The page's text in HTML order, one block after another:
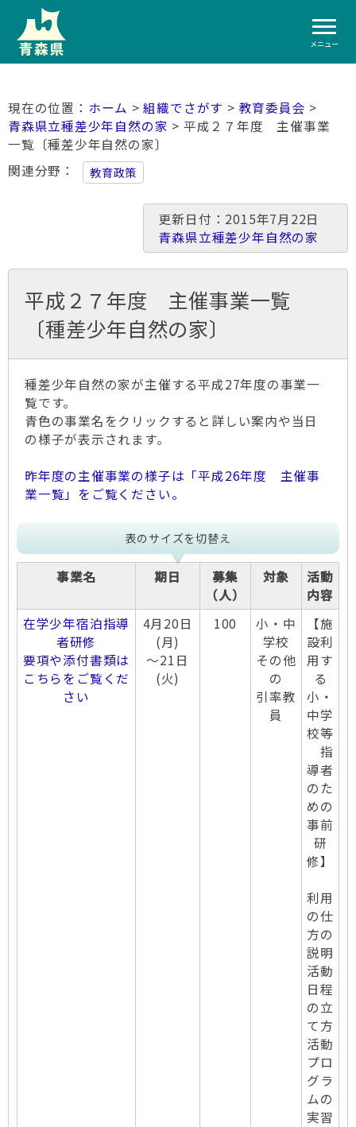
メニュー
ホーム >組織でさがす > 教育委員会 >
青森県立種差少年自然の家 > 平成２７年度 主催事業
一覧〔種差少年自然の家〕
関連分野
教育政策
更新日付：2015年7月22日
青森県立種差少年自然の家
平成２７年度 主催事業一覧
〔種差少年自然の家〕
種差少年自然の家が主催する平成27年度の事業一
覧です。
青色の事業名をクリックすると詳しい案内や当日
の様子が表示されます。
昨年度の主催事業の様子は「平成26年度 主催事
業一覧」をご覧ください。
表のサイズを切替え
事業名 期日
募集
（人）
対象
活動
内容
在学少年宿泊指導
者研修
要項や添付書類は
こちらをご覧くだ
さい
4月20日
(月)
～21日
(火)
100
小・中
学校
その他
の
引率教
員
【施
設利
用す
る
小・
中学
校等
指
導者
のた
めの
事前
研
修】
利用
の仕
方の
説明
活動
日程
の立
て方
活動
プロ
グラ
ムの
実習